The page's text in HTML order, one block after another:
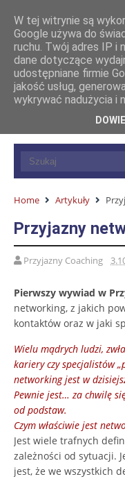
Home Artykuły
Przyjazny
Przyjazny Coaching
Pierwszy wywiad w
networking, z jakich
kontaktów oraz w jaki
Wielu mądrych ludzi,
kariery czy specjalistów
networking jest w
Pewnie jest… za chwilę
od podstaw.
Czym właściwie jest
Jest wiele trafnych
zależności od sytuacji.
jest, że we wszystkich
W tej witrynie są
Google używa do
ruchu. Twój adres IP i
dane dotyczące
udostępniane firmie
jakość usług,
wykrywać nadużycia i